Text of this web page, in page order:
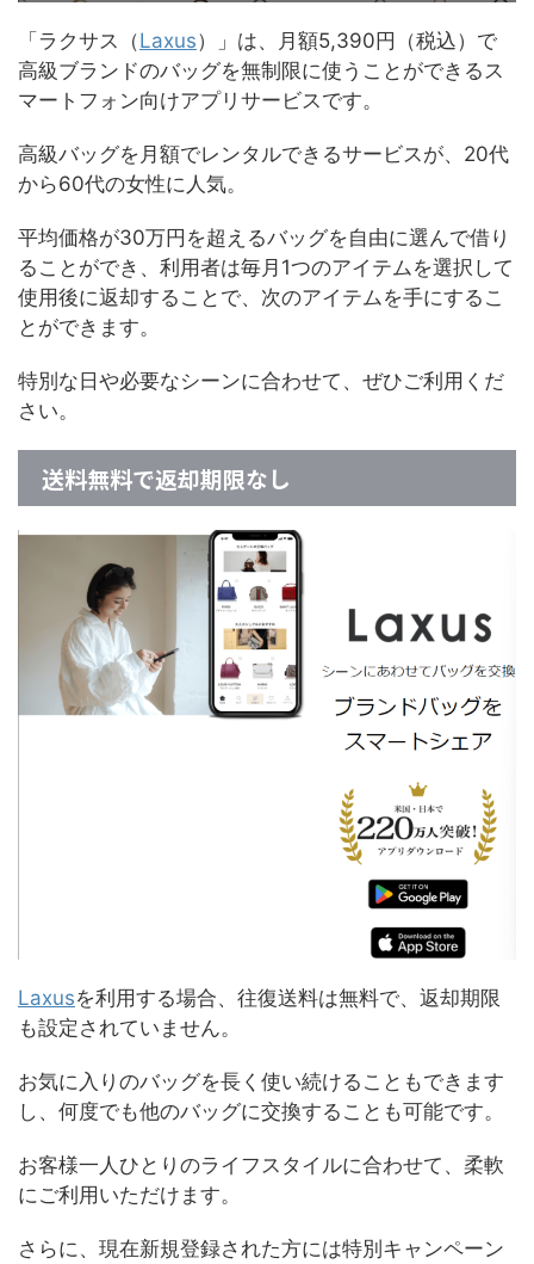
「ラクサス（Laxus）」は、月額5,390円（税込）で
高級ブランドのバッグを無制限に使うことができるス
マートフォン向けアプリサービスです。
高級バッグを月額でレンタルできるサービスが、20代
から60代の女性に人気。
平均価格が30万円を超えるバッグを自由に選んで借り
ることができ、利用者は毎月1つのアイテムを選択して
使用後に返却することで、次のアイテムを手にするこ
とができます。
特別な日や必要なシーンに合わせて、ぜひご利用くだ
さい。
送料無料で返却期限なし
Laxusを利用する場合、往復送料は無料で、返却期限
も設定されていません。
お気に入りのバッグを長く使い続けることもできます
し、何度でも他のバッグに交換することも可能です。
お客様一人ひとりのライフスタイルに合わせて、柔軟
にご利用いただけます。
さらに、現在新規登録された方には特別キャンペーン